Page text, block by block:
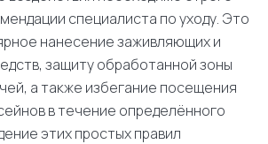
специалиста по уходу. Это
нанесение заживляющих и
защиту обработанной зоны
а также избегание посещения
в течение определённого
этих простых правил